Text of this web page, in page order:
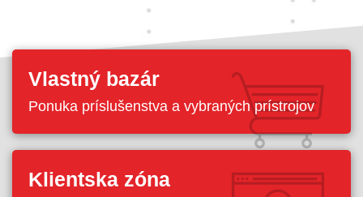
Vlastný bazár
Ponuka príslušenstva a vybraných prístrojov
Klientska zóna